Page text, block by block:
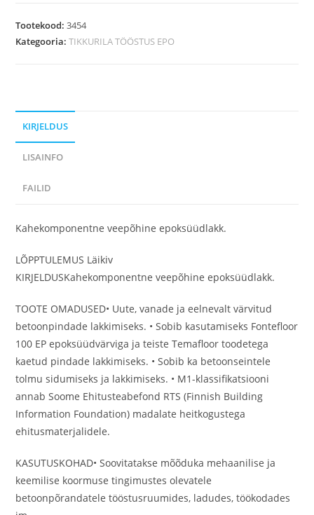
Tootekood:3454
Kategooria:TIKKURILA TÖÖSTUS EPO
KIRJELDUS
LISAINFO
FAILID
Kahekomponentne veepõhine epoksüüdlakk.
LÕPPTULEMUS Läikiv
KIRJELDUSKahekomponentne veepõhine epoksüüdlakk.
TOOTE OMADUSED• Uute, vanade ja eelnevalt värvitud
betoonpindade lakkimiseks. • Sobib kasutamiseks Fontefloor
100 EP epoksüüdvärviga ja teiste Temafloor toodetega
kaetud pindade lakkimiseks. • Sobib ka betoonseintele
tolmu sidumiseks ja lakkimiseks. • M1-klassifikatsiooni
annab Soome Ehitusteabefond RTS (Finnish Building
Information Foundation) madalate heitkogustega
ehitusmaterjalidele.
KASUTUSKOHAD• Soovitatakse mõõduka mehaanilise ja
keemilise koormuse tingimustes olevatele
betoonpõrandatele tööstusruumides, ladudes, töökodades